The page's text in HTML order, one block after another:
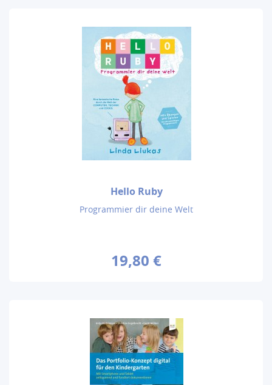
Hello Ruby
Programmier dir deine Welt
19,80 €